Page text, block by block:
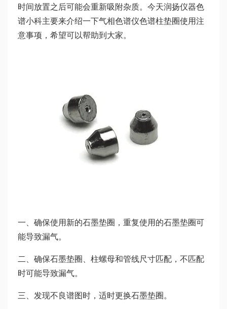
时间放置之后可能会重新吸附杂质。今天润扬仪器色
谱小科主要来介绍一下气相色谱仪色谱柱垫圈使用注
意事项，希望可以帮助到大家。
一、确保使用新的石墨垫圈，重复使用的石墨垫圈可
能导致漏气。
二、确保石墨垫圈、柱螺母和管线尺寸匹配，不匹配
时可能导致漏气。
三、发现不良谱图时，适时更换石墨垫圈。